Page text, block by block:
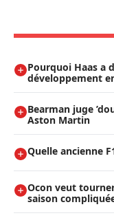
Pourquoi Haas a
développement
Bearman juge
Aston Martin
Quelle ancienne
Ocon veut
saison